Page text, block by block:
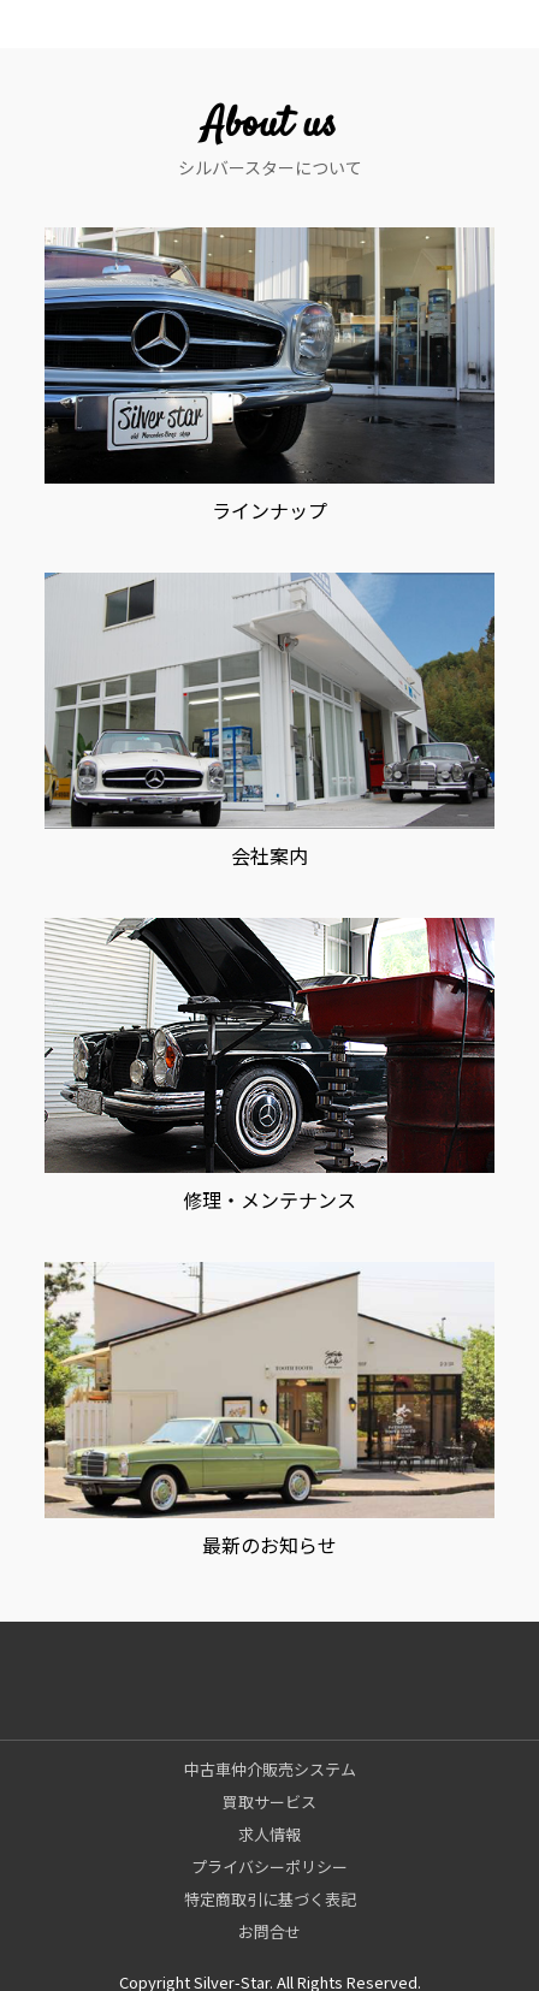
ン
About us
シルバースターについて
ラインナップ
会社案内
修理・メンテナンス
最新のお知らせ
中古車仲介販売システム
買取サービス
求人情報
プライバシーポリシー
特定商取引に基づく表記
お問合せ
Copyright Silver-Star. All Rights Reserved.